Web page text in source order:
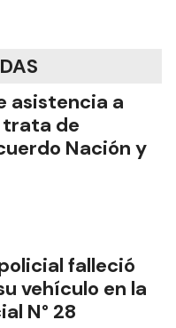
asistencia a
de
Nación y
falleció
vehículo en la
N° 28